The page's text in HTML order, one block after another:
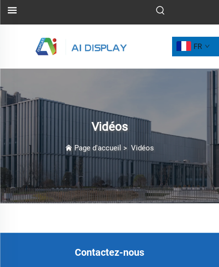
FR
Vidéos
Page d'accueil > Vidéos
Contactez-nous